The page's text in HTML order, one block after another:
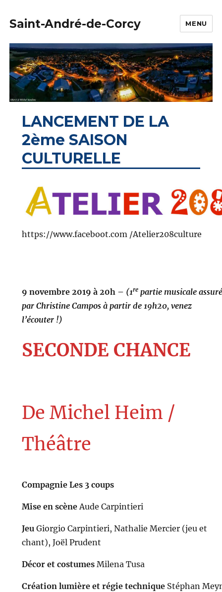
Saint-André-de-Corcy MENU
LANCEMENT DE LA
2ème SAISON
CULTURELLE
https://www.faceboot.com /Atelier208culture
9 novembre 2019 à 20h – (1repartie musicale
par Christine Campos à partir de 19h20, venez
l’écouter !)
SECONDE CHANCE
De Michel Heim /
Théâtre
Compagnie Les 3 coups
Mise en scèneAude Carpintieri
Jeu Giorgio Carpintieri, Nathalie Mercier (jeu et
chant), Joël Prudent
Décor et costumes Milena Tusa
Création lumière et régie techniqueStéphan